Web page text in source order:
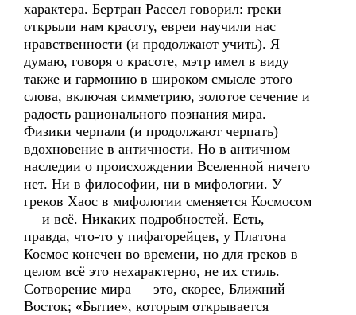
характера. Бертран Рассел говорил: греки
открыли нам красоту, евреи научили нас
нравственности (и продолжают учить). Я
думаю, говоря о красоте, мэтр имел в виду
также и гармонию в широком смысле этого
слова, включая симметрию, золотое сечение и
радость рационального познания мира.
Физики черпали (и продолжают черпать)
вдохновение в античности. Но в античном
наследии о происхождении Вселенной ничего
нет. Ни в философии, ни в мифологии. У
греков Хаос в мифологии сменяется Космосом
— и всё. Никаких подробностей. Есть,
правда, что-то у пифагорейцев, у Платона
Космос конечен во времени, но для греков в
целом всё это нехарактерно, не их стиль.
Сотворение мира — это, скорее, Ближний
Восток; «Бытие», которым открывается